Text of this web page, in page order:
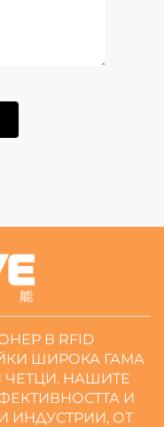
В RFID
ШИРОКА ГАМА
ЧЕТЦИ. НАШИТЕ
И
ИНДУСТРИИ, ОТ